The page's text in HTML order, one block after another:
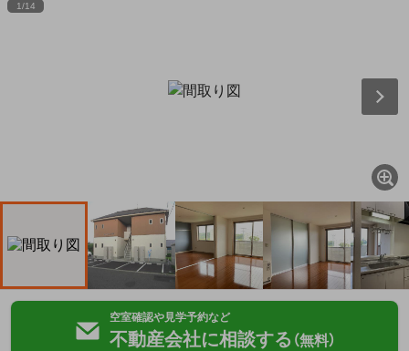
1/14
空室確認や見学予約など
不動産会社に相談する （無料）